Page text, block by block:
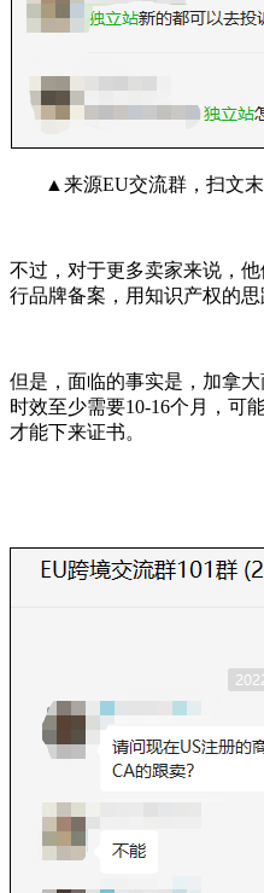
▲来源EU交流群，扫文
不过，对于更多卖家来说，
行品牌备案，用知识产权的思
但是，面临的事实是，加拿
时效至少需要10-16个月，可
才能下来证书。